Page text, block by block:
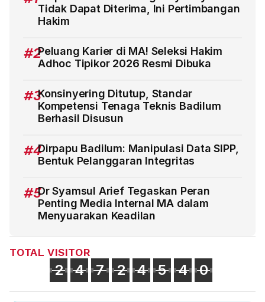
Tidak Dapat Diterima, Ini Pertimbangan
Hakim
#2Peluang Karier di MA! Seleksi Hakim
Adhoc Tipikor 2026 Resmi Dibuka
#3Konsinyering Ditutup, Standar
Kompetensi Tenaga Teknis Badilum
Berhasil Disusun
#4Dirpapu Badilum: Manipulasi Data SIPP,
Bentuk Pelanggaran Integritas
#5Dr Syamsul Arief Tegaskan Peran
Penting Media Internal MA dalam
Menyuarakan Keadilan
TOTAL VISITOR
2 4 7 2 4 5 4 0